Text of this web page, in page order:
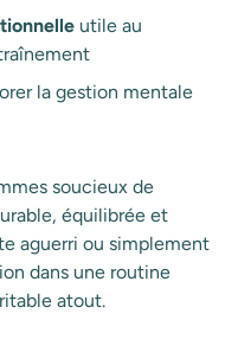
utile au
la gestion mentale
soucieux de
équilibrée et
aguerri ou simplement
dans une routine
atout.